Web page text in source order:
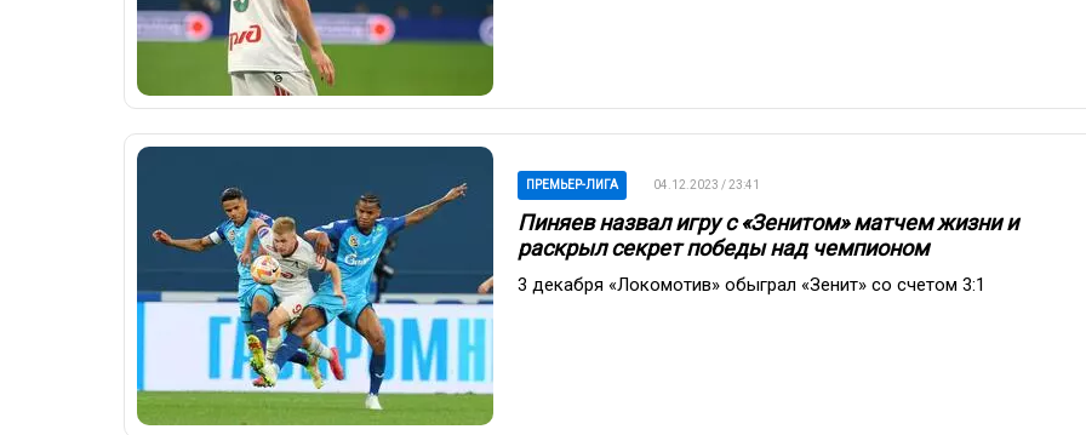
ПРЕМЬЕР-ЛИГА 04.12.2023 / 23:41
Пиняев назвал игру с «Зенитом» матчем жизни и
раскрыл секрет победы над чемпионом
3 декабря «Локомотив» обыграл «Зенит» со счетом 3:1